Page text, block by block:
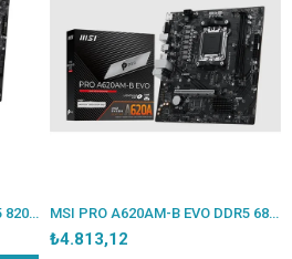
MSI PRO B850-S WIFI6E DDR5 8200MT/S 1XHDMI 1XDP 2XM.2 ATX AM5(AMD AM5 9000/8000/7000 SERİLERİ İLE UYUMLU) MSI PRO A620AM-B EVO DDR5 6800MT/S 1XHDMI 1XVGA 1XM.2 USB MATX AM5 (AMD AM5 9000/8000/7000 SERİ İLE UYUMLU)
₺4.813,12